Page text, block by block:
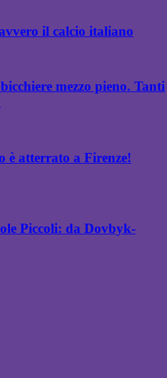
il calcio italiano
mezzo pieno. Tanti
è atterrato a Firenze!
Piccoli: da Dovbyk-